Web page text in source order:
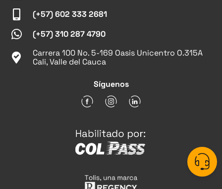
(+57) 602 333 2681
(+57)310 287 4790
Carrera 100 No. 5-169 Oasis Unicentro O.315A
Cali, Valle del Cauca
Síguenos